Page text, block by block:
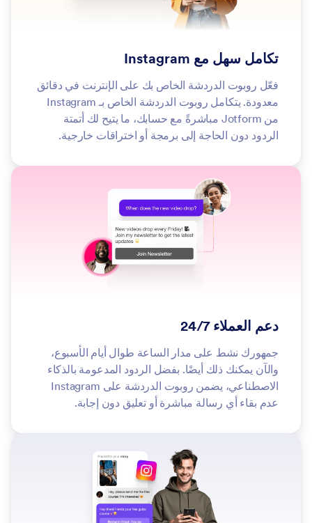
تكامل سهل مع Instagram
فعّل روبوت الدردشة الخاص بك على الإنترنت في دقائق
معدودة. يتكامل روبوت الدردشة الخاص بـ Instagram
من Jotform مباشرةً مع حسابك، ما يتيح لك أتمتة
الردود دون الحاجة إلى برمجة أو اختراقات خارجية.
دعم العملاء 24/7
جمهورك نشط على مدار الساعة طوال أيام الأسبوع،
والآن يمكنك ذلك أيضًا. بفضل الردود المدعومة بالذكاء
الاصطناعي، يضمن روبوت الدردشة على Instagram
عدم بقاء أي رسالة مباشرة أو تعليق دون إجابة.